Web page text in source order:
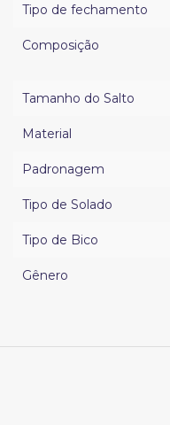
Tipo de fechamento
Composição
Tamanho do Salto
Material
Padronagem
Tipo de Solado
Tipo de Bico
Gênero